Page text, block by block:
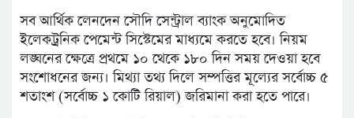
সব আর্থিক লেনদেন সৌদি সেন্ট্রাল ব্যাংক অনুমোদিত
ইলেকট্রনিক পেমেন্ট সিস্টেমের মাধ্যমে করতে হবে। নিয়ম
লঙ্ঘনের ক্ষেত্রে প্রথমে ১০ থেকে ১৮০ দিন সময় দেওয়া হবে
সংশোধনের জন্য। মিথ্যা তথ্য দিলে সম্পত্তির মূল্যের সর্বোচ্চ ৫
শতাংশ (সর্বোচ্চ ১ কোটি রিয়াল) জরিমানা করা হতে পারে।